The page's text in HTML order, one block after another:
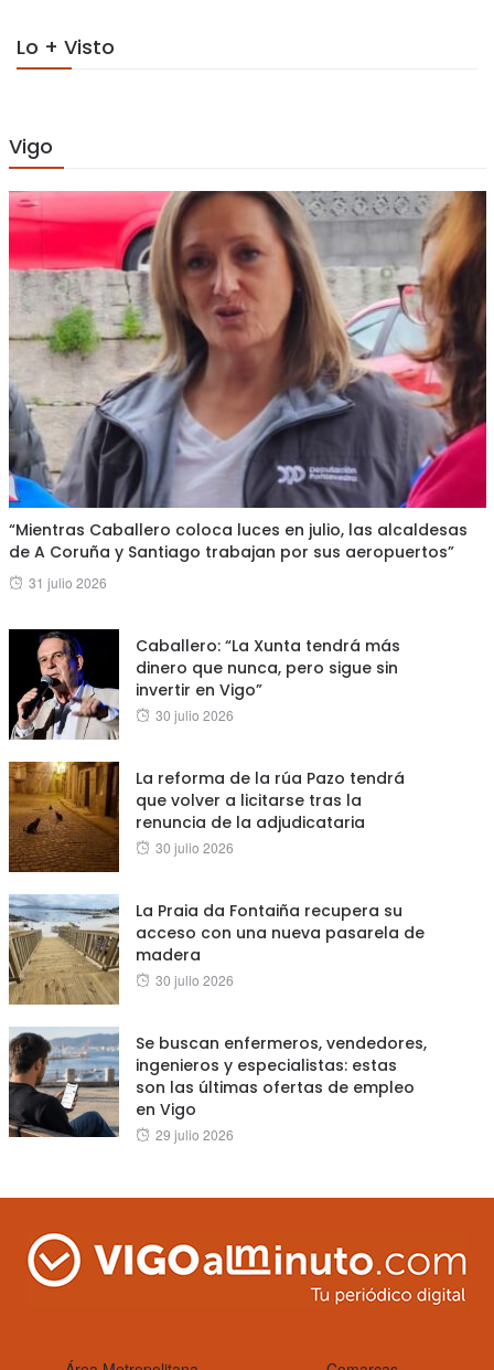
Lo + Visto
Vigo
“Mientras Caballero coloca luces en julio, las alcaldesas
de A Coruña y Santiago trabajan por sus aeropuertos”
Posted
31 julio 2026
Caballero: “La Xunta tendrá más
dinero que nunca, pero sigue sin
invertir en Vigo”
Posted
30 julio 2026
La reforma de la rúa Pazo tendrá
que volver a licitarse tras la
renuncia de la adjudicataria
Posted
30 julio 2026
La Praia da Fontaiña recupera su
acceso con una nueva pasarela de
madera
Posted
30 julio 2026
Se buscan enfermeros, vendedores,
ingenieros y especialistas: estas
son las últimas ofertas de empleo
en Vigo
Posted
29 julio 2026